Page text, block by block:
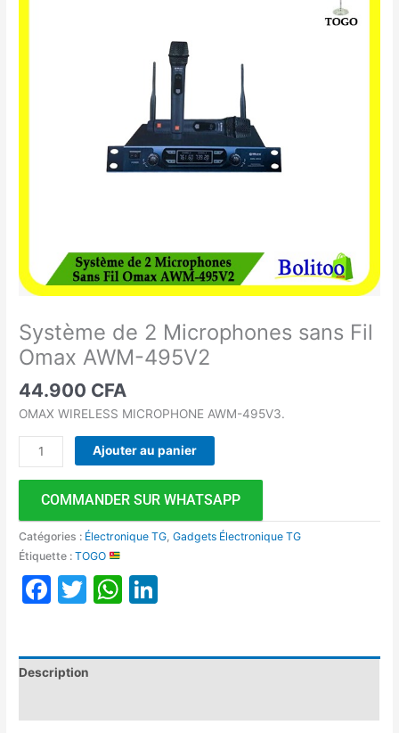
Système de 2 Microphones sans Fil
Omax AWM-495V2
44.900 CFA
OMAX WIRELESS MICROPHONE AWM-495V3.
Ajouter au panier
COMMANDER SUR WHATSAPP
Catégories : Électronique TG ,Gadgets Électronique TG
Étiquette :TOGO
Facebook
TwitterWhatsApp
Description